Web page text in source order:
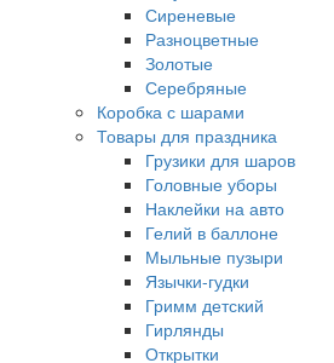
Сиреневые
Разноцветные
Золотые
Серебряные
Коробка с шарами
Товары для праздника
Грузики для шаров
Головные уборы
Наклейки на авто
Гелий в баллоне
Мыльные пузыри
Язычки-гудки
Гримм детский
Гирлянды
Открытки